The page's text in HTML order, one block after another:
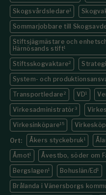
Skogsvårdsledare1
Sommarjobbare till
Stiftsjägmästare och
Härnösands stift1
Stiftsskogvaktare2
System- och
Transportledare 2 VD1
Virkesadministratör 3
Virkesinköpare15
Ort: Åkers styckebruk1
Åmot1 Åvestbo, söder om
Bergslagen1 Bohuslän/Ed1
Brålanda i Vänersborgs